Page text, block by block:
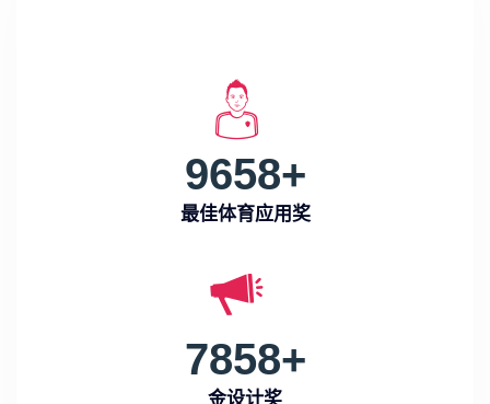
9658+
最佳体育应用奖
7858+
金设计奖